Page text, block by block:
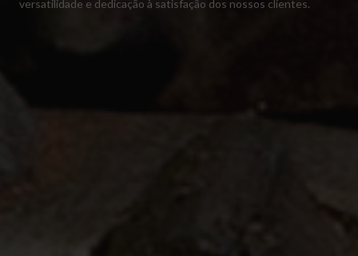
versatilidade e dedicação à satisfação dos nossos clientes.